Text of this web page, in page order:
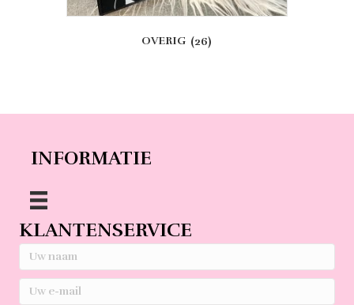
OVERIG (26)
INFORMATIE
KLANTENSERVICE